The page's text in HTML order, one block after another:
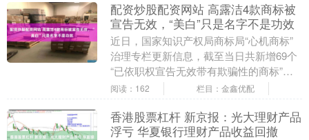
配资炒股配资网站 高露洁4款商标被
宣告无效，“美白”只是名字不是功效
近日，国家知识产权局商标局“心机商标”
治理专栏更新信息，截至当日共新增69个
“已依职权宣告无效带有欺骗性的商标”，
“高露洁劲白”“高露洁 劲白 COLGATE”....
阅读：162 栏目：金鑫优配
香港股票杠杆 新京报：光大理财产品
浮亏 华夏银行理财产品收益回撤